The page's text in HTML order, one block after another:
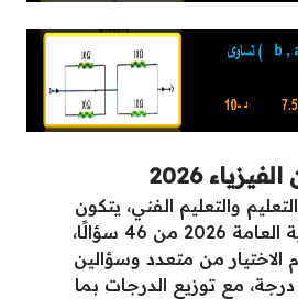
2026
والتعليم الفني، يتكون
امتحان الفيزياء للثانوية العامة 2026 من 46 سؤالًا،
بنظام الاختيار من متعدد وسؤالين
مقاليين، بإجمالي 60 درجة، مع توزيع الدرجات بما